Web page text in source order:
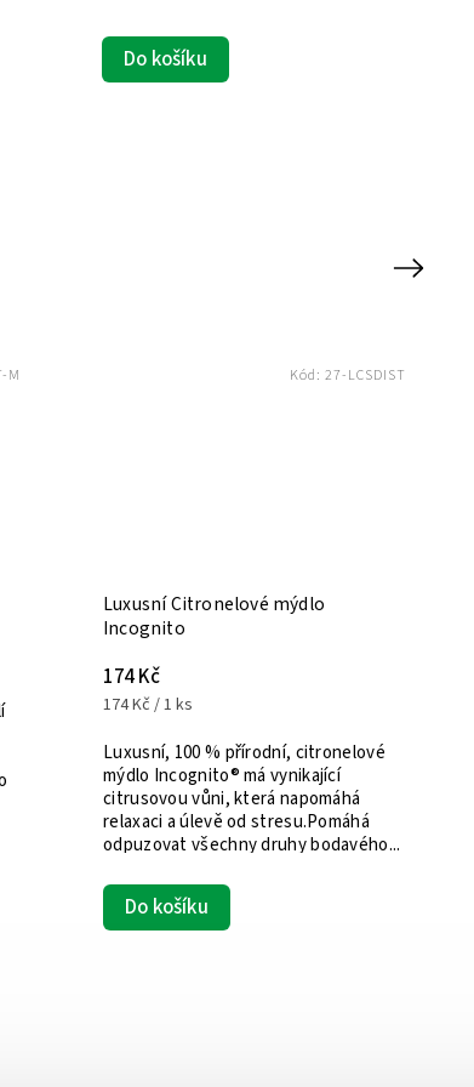
Do košíku
M
Luxusní Citronelové mýdlo
Incognito
174 Kč
174 Kč / 1 ks
Do košíku
Luxusní, 100 % přírodní, citronelové
mýdlo Incognito® má vynikající
citrusovou vůni, která napomáhá
relaxaci a úlevě od stresu.Pomáhá
odpuzovat všechny druhy bodavého...
Kód: 27-LCSDIST
Next